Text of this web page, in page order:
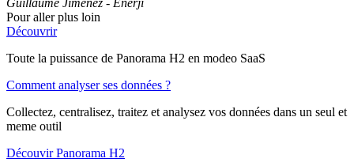
Guillaume Jimenez - Enerji
Pour aller plus loin
Découvrir
Toute la puissance de Panorama H2 en modeo SaaS
Comment analyser ses données ?
Collectez, centralisez, traitez et analysez vos données dans un seul et
meme outil
Découvir Panorama H2